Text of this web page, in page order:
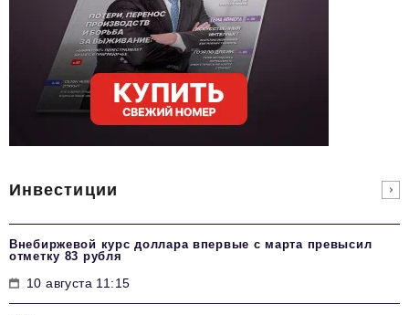
Инвестиции
Внебиржевой курс доллара впервые с марта превысил
отметку 83 рубля
10 августа 11:15